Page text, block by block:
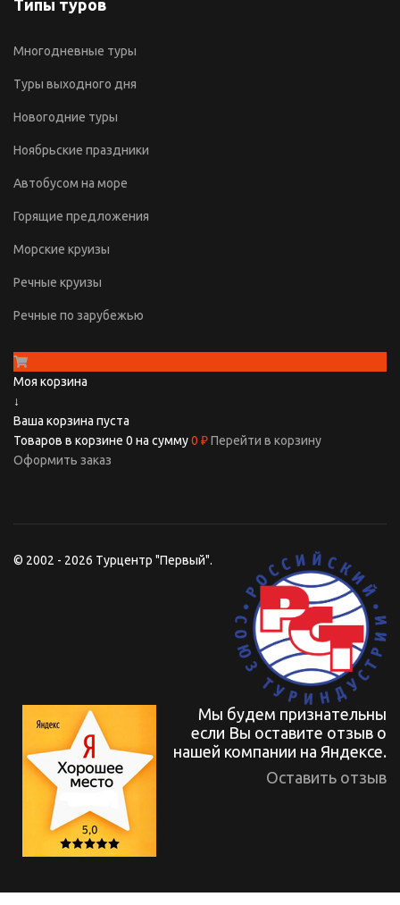
Типы туров
Многодневные туры
Туры выходного дня
Новогодние туры
Ноябрьские праздники
Автобусом на море
Горящие предложения
Морские круизы
Речные круизы
Речные по зарубежью
Моя корзина
↓
Ваша корзина пуста
Товаров в корзине 0 на сумму0 ₽Перейти в корзину
Оформить заказ
© 2002 - 2026 Турцентр "Первый".
Мы будем признательны
если Вы оставите отзыв о
нашей компании на Яндексе.
Оставить отзыв